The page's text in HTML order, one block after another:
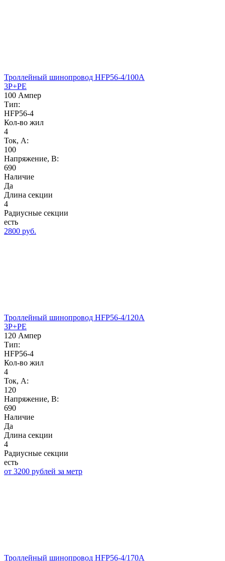
Троллейный шинопровод HFP56-4/100A
3P+PE
100 Ампер
Тип:
HFP56-4
Кол-во жил
4
Ток, А:
100
Напряжение, B:
690
Наличие
Да
Длина секции
4
Радиусные секции
есть
2800 руб.
Троллейный шинопровод HFP56-4/120A
3P+PE
120 Ампер
Тип:
HFP56-4
Кол-во жил
4
Ток, А:
120
Напряжение, B:
690
Наличие
Да
Длина секции
4
Радиусные секции
есть
от 3200 рублей за метр
Троллейный шинопровод HFP56-4/170A